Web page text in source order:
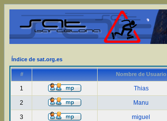
Índice de sat.org.es
# Nombre de Usuario
1 Thias
2 Manu
3 miguel